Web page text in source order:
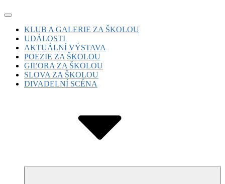
Skip
content
Site
Navigation
Site
Navigation
KLUB A GALERIE ZA ŠKOLOU
UDÁLOSTI
AKTUÁLNÍ VÝSTAVA
POEZIE ZA ŠKOLOU
GIĽORA ZA ŠKOLOU
SLOVA ZA ŠKOLOU
DIVADELNÍ SCÉNA